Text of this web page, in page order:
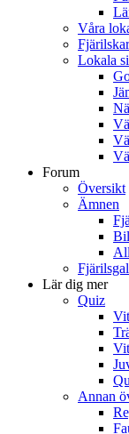
Våra
Lokala
Forum
Översikt
Ämnen
Lär dig mer
Quiz
Annan